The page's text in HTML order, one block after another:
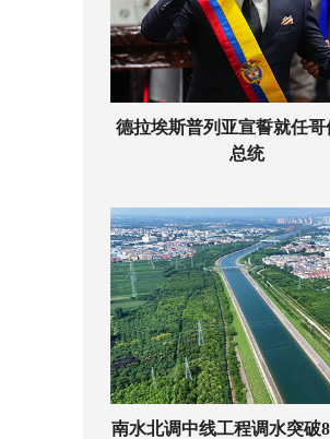
德拉埃斯普列亚宣誓就任哥
总统
南水北调中线工程调水突破